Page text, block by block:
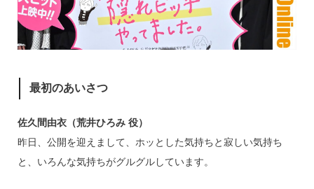
最初のあいさつ
佐久間由衣（荒井ひろみ 役）
昨日、公開を迎えまして、ホッとした気持ちと寂しい気持ち
と、いろんな気持ちがグルグルしています。